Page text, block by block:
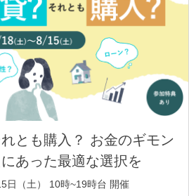
とも購入？ お金のギモン
あった最適な選択を
日（土） 10時~19時台 開催